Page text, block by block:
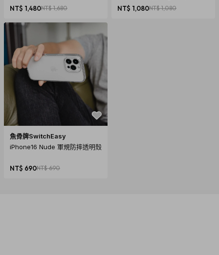
NT$ 1,480NT$ 1,680
NT$ 1,080NT$ 1,080
魚骨牌SwitchEasy
iPhone16 Nude 軍規防摔透明殼
NT$ 690NT$ 690